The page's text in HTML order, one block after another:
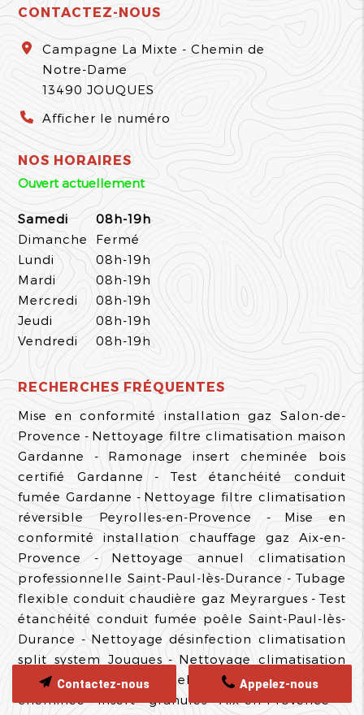
CONTACTEZ-NOUS
Campagne La Mixte - Chemin de
Notre-Dame
13490 JOUQUES
Afficher le numéro
NOS HORAIRES
Ouvert actuellement
Samedi
08h-19h
Dimanche
Fermé
Lundi
08h-19h
Mardi
08h-19h
Mercredi
08h-19h
Jeudi
08h-19h
Vendredi
08h-19h
RECHERCHES FRÉQUENTES
Mise en conformité installation gaz Salon-de-
Provence
Nettoyage filtre climatisation maison
Gardanne
Ramonage insert cheminée bois
certifié Gardanne
Test étanchéité conduit
fumée Gardanne
Nettoyage filtre climatisation
réversible Peyrolles-en-Provence
Mise en
conformité installation chauffage gaz Aix-en-
Provence
Nettoyage annuel climatisation
professionnelle Saint-Paul-lès-Durance
Tubage
flexible conduit chaudière gaz Meyrargues
Test
étanchéité conduit fumée poêle Saint-Paul-lès-
Durance
Nettoyage désinfection climatisation
split system Jouques
Nettoyage climatisation
multi-split professionnel Pertuis
Ramonage
cheminée insert granulés Aix-en-Provence
Appelez-nous
Contactez-nous